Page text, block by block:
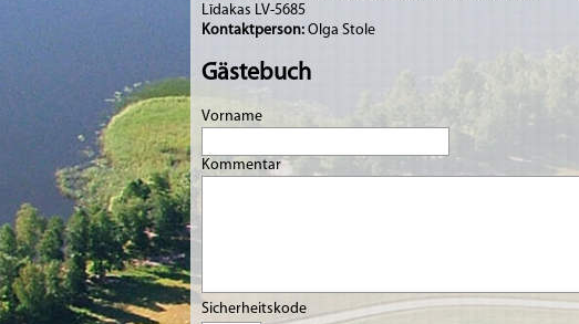
Līdakas LV-5685
Kontaktperson: Olga Stole
Gästebuch
Vorname
Kommentar
Sicherheitskode